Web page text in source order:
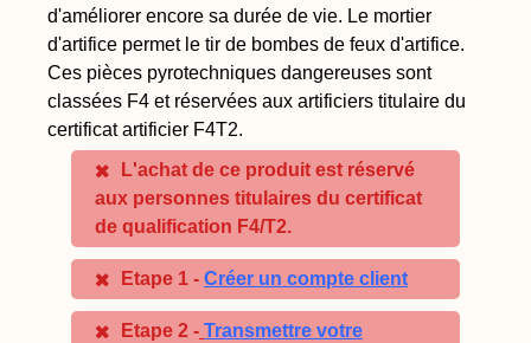
d'améliorer encore sa durée de vie. Le mortier
d'artifice permet le tir de bombes de feux d'artifice.
Ces pièces pyrotechniques dangereuses sont
classées F4 et réservées aux artificiers titulaire du
certificat artificier F4T2.
L'achat de ce produit est réservé
aux personnes titulaires du certificat
de qualification F4/T2.
Etape 1 - Créer un compte client
Etape 2 - Transmettre votre